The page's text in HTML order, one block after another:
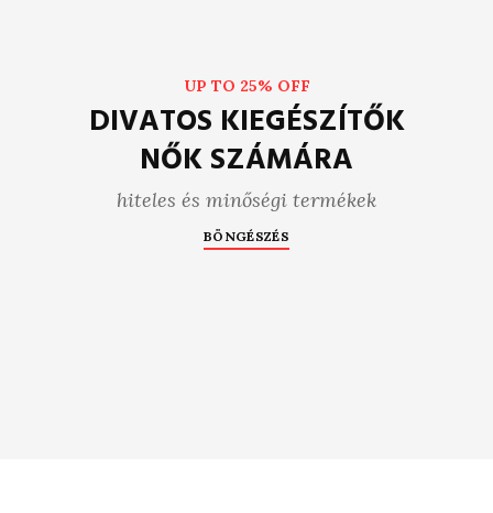
UP TO 25% OFF
DIVATOS KIEGÉSZÍTŐK
NŐK SZÁMÁRA
hiteles és minőségi termékek
BÖNGÉSZÉS